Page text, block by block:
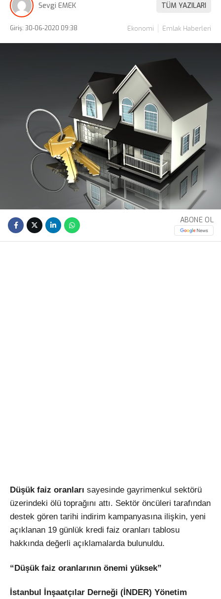
Sevgi EMEK TÜM YAZILARI
Giriş: 30-06-2020 09:38 Ekonomi Emlak Haberleri
ABONE OL
Düşük faiz oranları sayesinde gayrimenkul sektörü
üzerindeki ölü toprağını attı. Sektör öncüleri tarafından
destek gören tarihi indirim kampanyasına ilişkin, yeni
açıklanan 19 günlük kredi faiz oranları tablosu
hakkında değerli açıklamalarda bulunuldu.
“Düşük faiz oranlarının önemi yüksek”
İstanbul İnşaatçılar Derneği (İNDER) Yönetim